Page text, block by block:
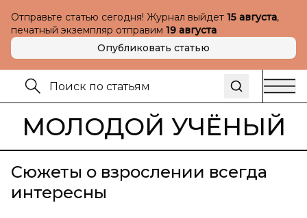
Отправьте статью сегодня! Журнал выйдет 15 августа,
печатный экземпляр отправим 19 августа
Опубликовать статью
МОЛОДОЙ УЧЁНЫЙ
Сюжеты о взрослении всегда
интересны